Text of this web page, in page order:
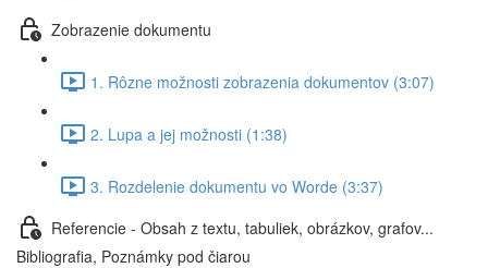
Zobrazenie dokumentu
1. Rôzne možnosti zobrazenia dokumentov (3:07)
2. Lupa a jej možnosti (1:38)
3. Rozdelenie dokumentu vo Worde (3:37)
Referencie - Obsah z textu, tabuliek, obrázkov, grafov...
Bibliografia, Poznámky pod čiarou